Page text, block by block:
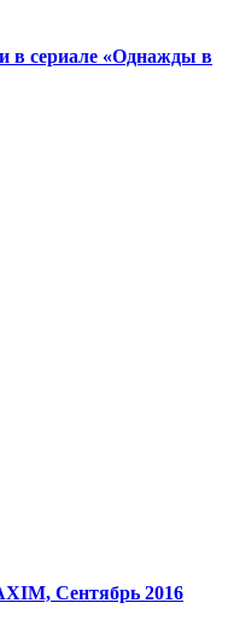
в сериале «Однажды в
Сентябрь 2016